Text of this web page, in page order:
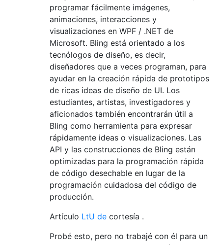
programar fácilmente imágenes,
animaciones, interacciones y
visualizaciones en WPF / .NET de
Microsoft. Bling está orientado a los
tecnólogos de diseño, es decir,
diseñadores que a veces programan, para
ayudar en la creación rápida de prototipos
de ricas ideas de diseño de UI. Los
estudiantes, artistas, investigadores y
aficionados también encontrarán útil a
Bling como herramienta para expresar
rápidamente ideas o visualizaciones. Las
API y las construcciones de Bling están
optimizadas para la programación rápida
de código desechable en lugar de la
programación cuidadosa del código de
producción.
Artículo LtU de cortesía .
Probé esto, pero no trabajé con él para un